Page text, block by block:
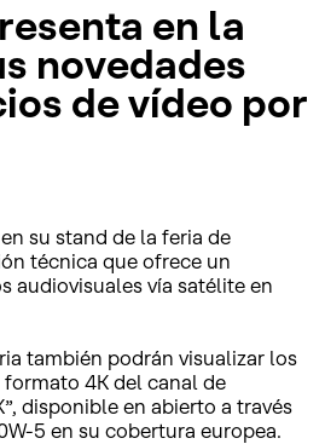
en la
novedades
de vídeo por
su stand de la feria de
técnica que ofrece un
audiovisuales vía satélite en
también podrán visualizar los
4K del canal de
disponible en abierto a través
5 en su cobertura europea.